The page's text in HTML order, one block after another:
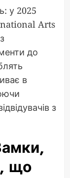
у 2025
Arts
до
в
з
що